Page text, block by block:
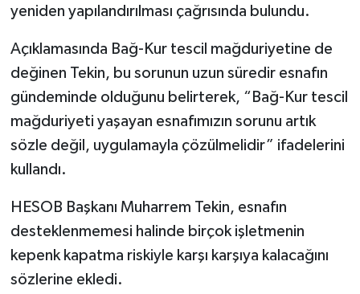
yeniden yapılandırılması çağrısında bulundu.
Açıklamasında Bağ-Kur tescil mağduriyetine de
değinen Tekin, bu sorunun uzun süredir esnafın
gündeminde olduğunu belirterek, “Bağ-Kur tescil
mağduriyeti yaşayan esnafımızın sorunu artık
sözle değil, uygulamayla çözülmelidir” ifadelerini
kullandı.
HESOB Başkanı Muharrem Tekin, esnafın
desteklenmemesi halinde birçok işletmenin
kepenk kapatma riskiyle karşı karşıya kalacağını
sözlerine ekledi.